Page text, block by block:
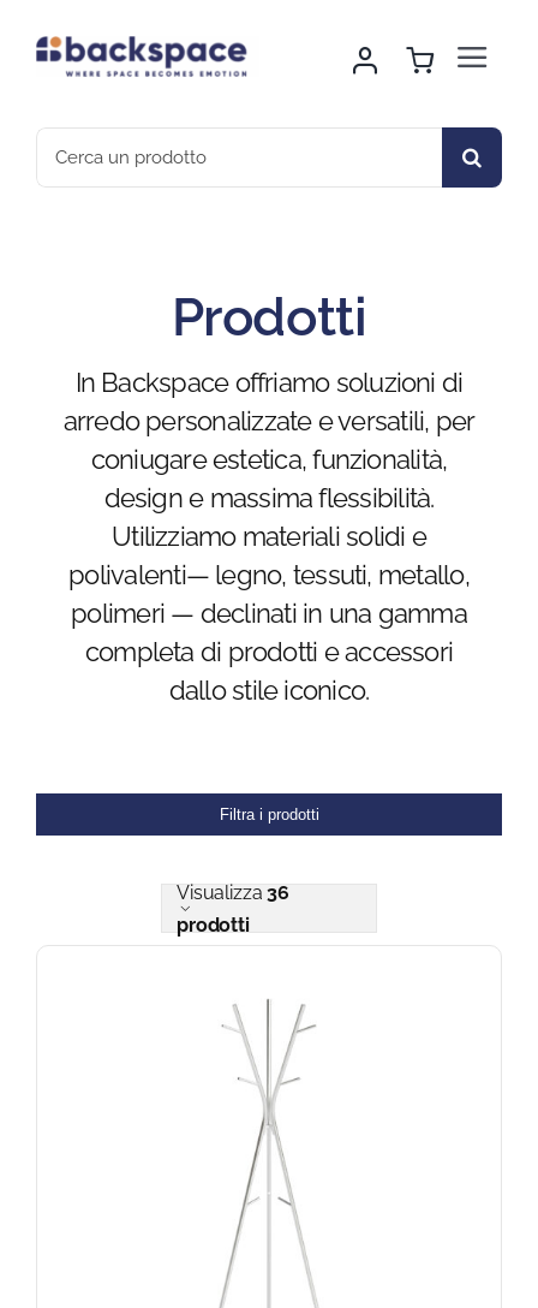
for:
Toggle
Sport & Outdoor
Blog
Prodotti
In Backspace offriamo soluzioni di
arredo personalizzate e versatili, per
coniugare estetica, funzionalità,
design e massima flessibilità.
Utilizziamo materiali solidi e
polivalenti— legno, tessuti, metallo,
polimeri — declinati in una gamma
completa di prodotti e accessori
dallo stile iconico.
Filtra i prodotti
Visualizza36
prodotti